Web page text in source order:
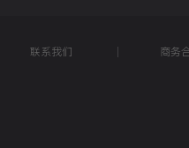
联系我们 商务